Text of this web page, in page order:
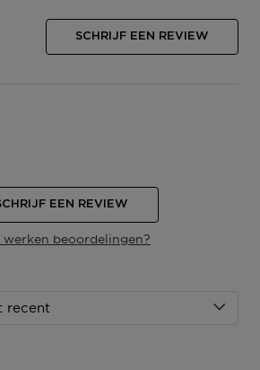
SCHRIJF EEN REVIEW
werken beoordelingen?
EEN REVIEW
recent